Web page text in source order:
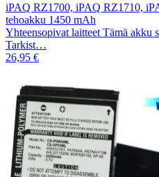
iPAQ RZ1700, iPAQ RZ1710,
tehoakku 1450 mAh
Yhteensopivat laitteet Tämä akku
Tarkist…
26,95 €